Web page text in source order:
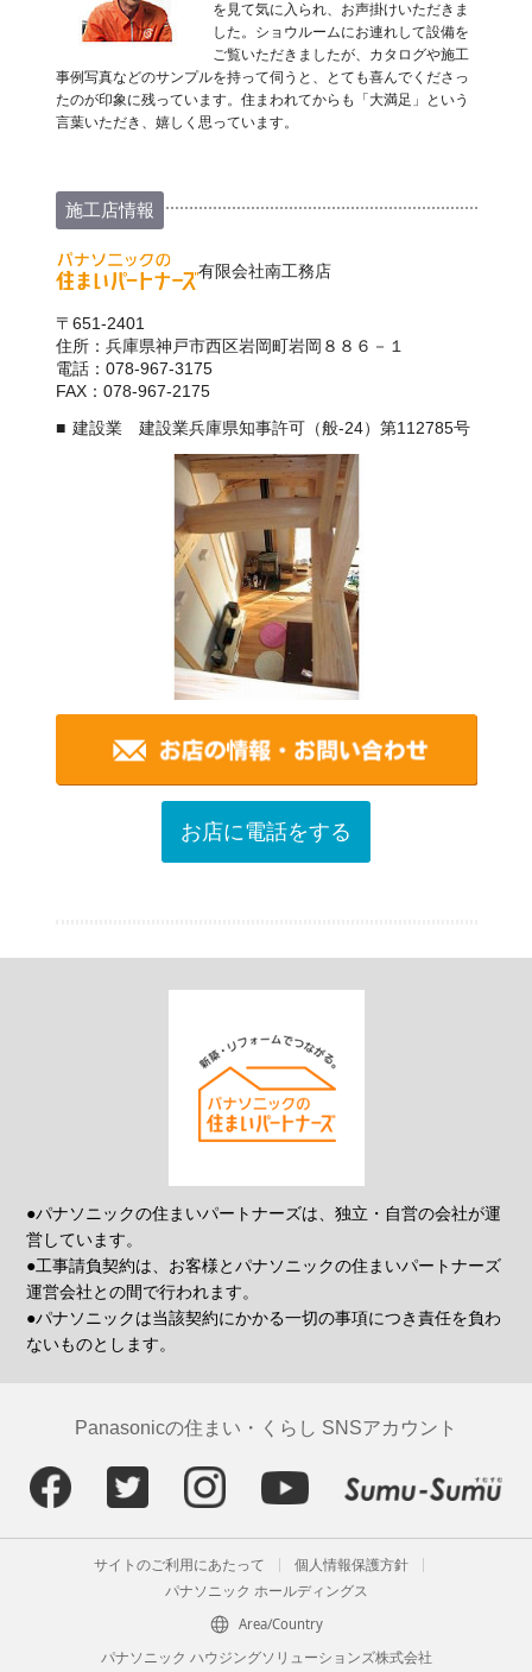
を見て気に入られ、お声掛けいただきま
した。ショウルームにお連れして設備を
ご覧いただきましたが、カタログや施工
事例写真などのサンプルを持って伺うと、とても喜んでくださっ
たのが印象に残っています。住まわれてからも「大満足」という
言葉いただき、嬉しく思っています。
施工店情報
有限会社南工務店
〒651-2401
住所：兵庫県神戸市西区岩岡町岩岡８８６－１
電話：078-967-3175
FAX：078-967-2175
建設業 建設業兵庫県知事許可（般-24）第112785号
お店に電話をする
●パナソニックの住まいパートナーズは、独立・自営の会社が運
営しています。
●工事請負契約は、お客様とパナソニックの住まいパートナーズ
運営会社との間で行われます。
●パナソニックは当該契約にかかる一切の事項につき責任を負わ
ないものとします。
Panasonicの住まい・くらし SNSアカウント
サイトのご利用にあたって
個人情報保護方針
パナソニック ホールディングス
Area/Country
パナソニック ハウジングソリューションズ株式会社